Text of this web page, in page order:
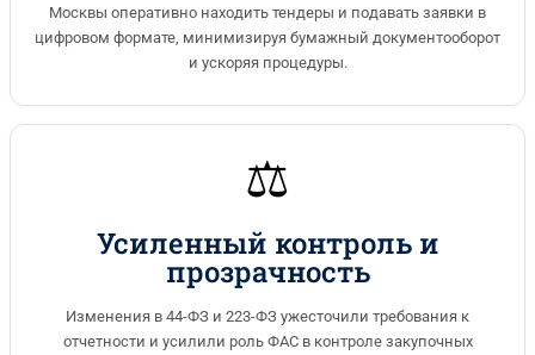
Москвы оперативно находить тендеры и подавать заявки в
цифровом формате, минимизируя бумажный документооборот
и ускоряя процедуры.
⚖️
Усиленный контроль и
прозрачность
Изменения в 44-ФЗ и 223-ФЗ ужесточили требования к
отчетности и усилили роль ФАС в контроле закупочных